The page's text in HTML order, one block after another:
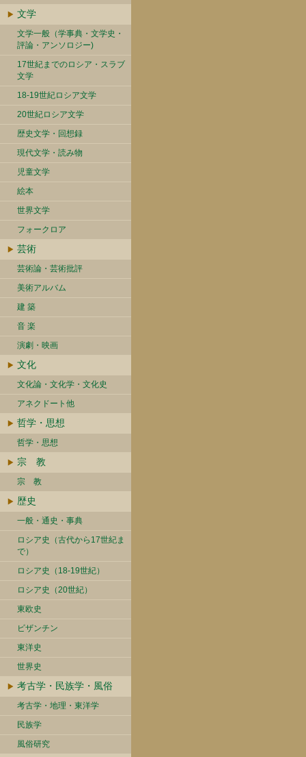
文学
文学一般（学事典・文学史・
評論・アンソロジー)
17世紀までのロシア・スラブ
文学
18-19世紀ロシア文学
20世紀ロシア文学
歴史文学・回想録
現代文学・読み物
児童文学
絵本
世界文学
フォークロア
芸術
芸術論・芸術批評
美術アルバム
建 築
音 楽
演劇・映画
文化
文化論・文化学・文化史
アネクドート他
哲学・思想
哲学・思想
宗 教
宗 教
歴史
一般・通史・事典
ロシア史（古代から17世紀ま
で）
ロシア史（18-19世紀）
ロシア史（20世紀）
東欧史
ビザンチン
東洋史
世界史
考古学・民族学・風俗
考古学・地理・東洋学
民族学
風俗研究